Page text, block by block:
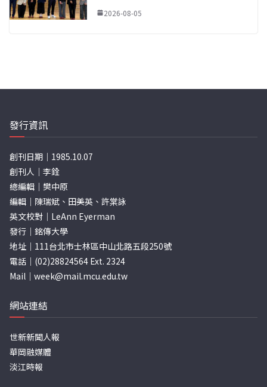
2026-08-05
發行資訊
創刊日期｜1985.10.07
創刊人｜李銓
總編輯｜樊中原
編輯｜陳瑞斌、田美英、許棠詠
英文校對｜LeAnn Eyerman
發行｜銘傳大學
地址｜111台北市士林區中山北路五段250號
電話｜(02)28824564 Ext. 2324
Mail｜ week@mail.mcu.edu.tw
網站連結
世新新聞人報
華岡融媒體
淡江時報